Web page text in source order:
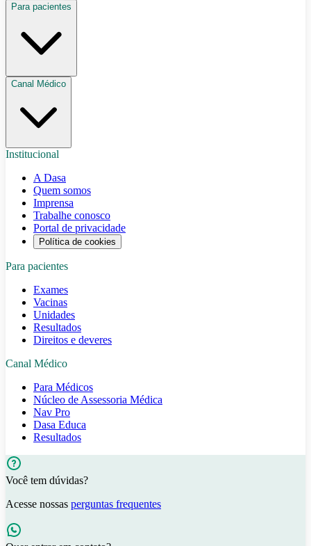
Para pacientes
Canal Médico
Institucional
A Dasa
Quem somos
Imprensa
Trabalhe conosco
Portal de privacidade
Política de cookies
Para pacientes
Exames
Vacinas
Unidades
Resultados
Direitos e deveres
Canal Médico
Para Médicos
Núcleo de Assessoria Médica
Nav Pro
Dasa Educa
Resultados
Você tem dúvidas?
Acesse nossas perguntas frequentes